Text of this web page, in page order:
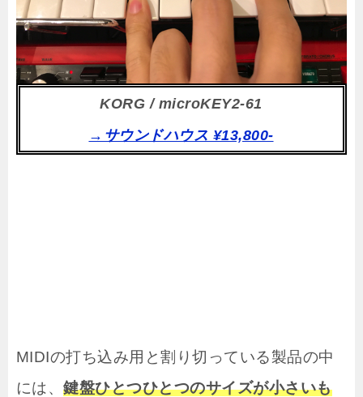
KORG / microKEY2-61
→サウンドハウス ¥13,800-
MIDIの打ち込み用と割り切っている製品の中
には、鍵盤ひとつひとつのサイズが小さいも